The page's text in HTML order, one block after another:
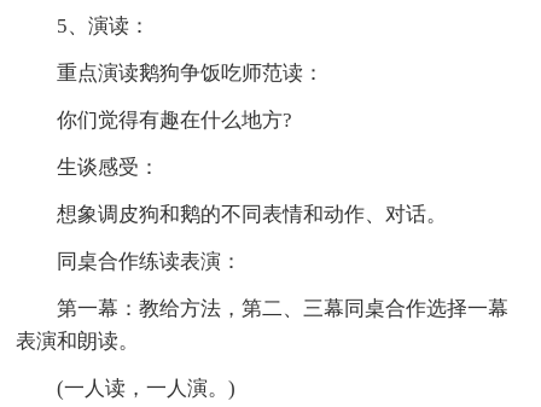
5、演读：
重点演读鹅狗争饭吃师范读：
你们觉得有趣在什么地方?
生谈感受：
想象调皮狗和鹅的不同表情和动作、对话。
同桌合作练读表演：
第一幕：教给方法，第二、三幕同桌合作选择一幕
表演和朗读。
(一人读，一人演。)